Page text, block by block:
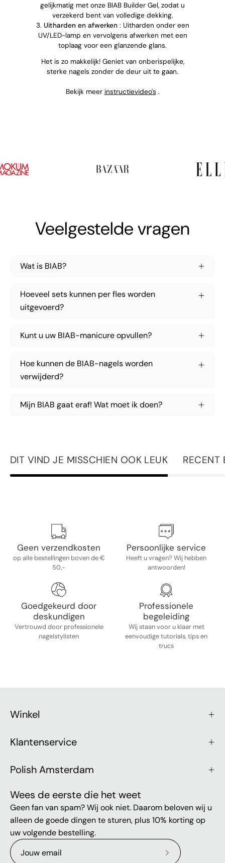
gelijkmatig met onze BIAB Builder Gel, zodat u
verzekerd bent van volledige dekking.
3. Uitharden en afwerken: Uitharden onder een
UV/LED-lamp en vervolgens afwerken met een
toplaag voor een glanzende glans.
Het is zo makkelijk! Geniet van onberispelijke,
sterke nagels zonder de deur uit te gaan.
Bekijk meer instructievideo's .
Veelgestelde vragen
Wat is BIAB?
Hoeveel sets kunnen per fles worden
uitgevoerd?
Kunt u uw BIAB-manicure opvullen?
Hoe kunnen de BIAB-nagels worden
verwijderd?
Mijn BIAB gaat eraf! Wat moet ik doen?
DIT VIND JE MISSCHIEN OOK LEUK RECENT
Geen verzendkosten
op alle bestellingen boven de €
50,-
Persoonlijke service
Heeft u vragen? Wij hebben
antwoorden!
Goedgekeurd door
deskundigen
Vertrouwd door professionele
nagelstylisten
Professionele
begeleiding
Wij staan ​​voor u klaar met
eenvoudige tutorials, tips en
trucs
Winkel
Klantenservice
Polish Amsterdam
Wees de eerste die het weet
Geen fan van spam? Wij ook niet. Daarom beloven wij u
alleen de goede dingen te sturen, plus 10% korting op
uw volgende bestelling.
Abonneer